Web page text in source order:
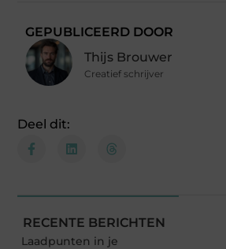
GEPUBLICEERD DOOR
Thijs Brouwer
Creatief schrijver
Deel dit:
RECENTE BERICHTEN
Laadpunten in je